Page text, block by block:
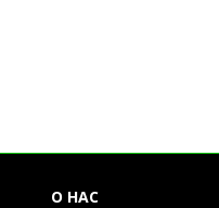
О НАС